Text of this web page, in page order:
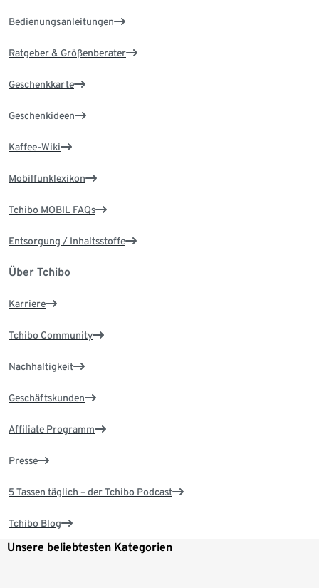
Bedienungsanleitungen
Ratgeber & Größenberater
Geschenkkarte
Geschenkideen
Kaffee-Wiki
Mobilfunklexikon
Tchibo MOBIL FAQs
Entsorgung / Inhaltsstoffe
Über Tchibo
Karriere
Tchibo Community
Nachhaltigkeit
Geschäftskunden
Affiliate Programm
Presse
5 Tassen täglich – der Tchibo Podcast
Tchibo Blog
Unsere beliebtesten Kategorien